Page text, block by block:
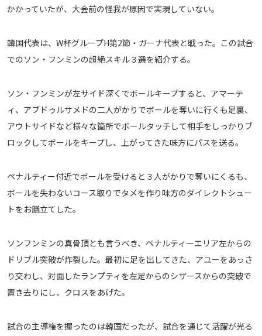
かかっていたが、大会前の怪我が原因で実現していない。
韓国代表は、W杯グループH第2節・ガーナ代表と戦った。この試合
でのソン・フンミンの超絶スキル３選を紹介する。
ソン・フンミンが左サイド深くでボールキープすると、アマーテ
ィ、アブドゥルサメドの二人がかりでボールを奪いに行くも足裏、
アウトサイドなど様々な箇所でボールタッチして相手をしっかりブ
ロックしてボールをキープし、上がってきた味方にパスを送る。
ペナルティー付近でボールを受けると３人がかりで奪いにくるも、
ボールを失わないコース取りでタメを作り味方のダイレクトシュー
トをお膳立てした。
ソンフンミンの真骨頂とも言うべき、ペナルティーエリア左からの
ドリブル突破が炸裂した。最初に足を出してきた、アユーをあっさ
り交わし、対面したランプティを左足からのシザースからの突破で
置き去りにし、クロスをあげた。
試合の主導権を握ったのは韓国だったが、試合を通じて活躍が光る